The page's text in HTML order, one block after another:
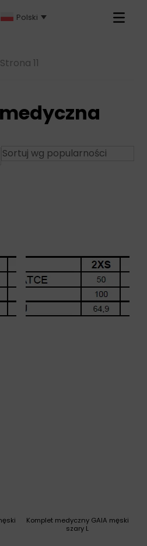
Polski
Primary
Strona 11
Komplet medyczny GAIA męski
szary L